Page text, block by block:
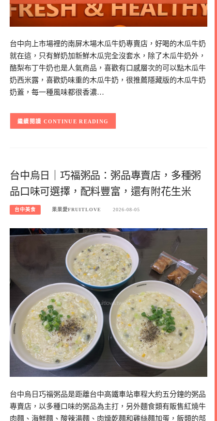
台中向上市場裡的南屏木場木瓜牛奶專賣店，好喝的木瓜牛奶
就在這，只有鮮奶加新鮮木瓜完全沒套水，除了木瓜牛奶外，
酪梨布丁牛奶也是人氣商品，喜歡有口感層次的可以點木瓜牛
奶西米露，喜歡奶味重的木瓜牛奶，很推薦隱藏版的木瓜牛奶
奶蓋，每一種風味都很香濃…
CONTINUE READING
台中烏日｜巧福粥品：粥品專賣店，多種粥
品口味可選擇，配料豐富，還有附花生米
台中美食 果果愛FRUITLOVE 2026-08-05
台中烏日巧福粥品是距離台中高鐵車站車程大約五分鐘的粥品
專賣店，以多種口味的粥品為主打，另外麵食類有販售紅燒牛
肉麵、海鮮麵、酸辣湯麵、肉燥乾麵和雞絲麵加蛋，飯類的部